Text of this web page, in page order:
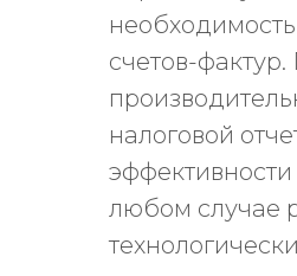
счетов-
налоговой
любом случае